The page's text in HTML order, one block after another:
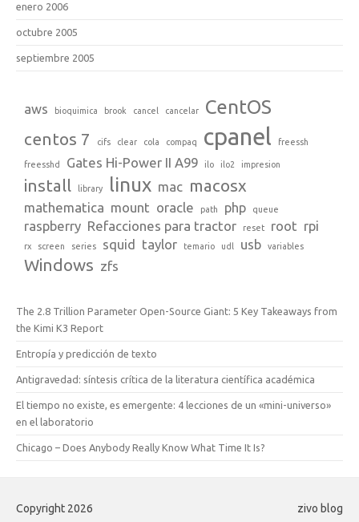
enero 2006
octubre 2005
septiembre 2005
aws bioquimica brook cancel cancelar CentOS
centos 7 cifs clear cola compaq cpanel freessh
freesshd Gates Hi-Power II A99 ilo ilo2 impresion
install library linux mac macosx
mathematica mount oracle path php queue
raspberry Refacciones para tractor reset root rpi
rx screen series squid taylor temario udl usb variables
Windows zfs
The 2.8 Trillion Parameter Open-Source Giant: 5 Key Takeaways from
the Kimi K3 Report
Entropía y predicción de texto
Antigravedad: síntesis crítica de la literatura científica académica
El tiempo no existe, es emergente: 4 lecciones de un «mini-universo»
en el laboratorio
Chicago – Does Anybody Really Know What Time It Is?
Copyright 2026 zivo blog